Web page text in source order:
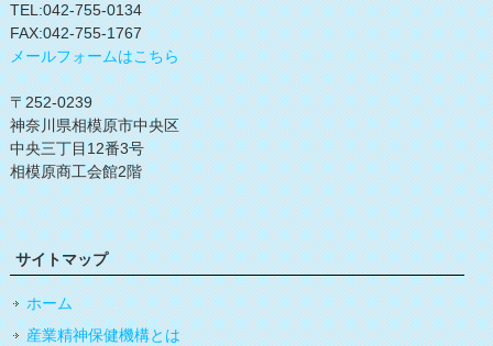
TEL:042-755-0134
FAX:042-755-1767
メールフォームはこちら
〒252-0239
神奈川県相模原市中央区
中央三丁目12番3号
相模原商工会館2階
サイトマップ
ホーム
産業精神保健機構とは